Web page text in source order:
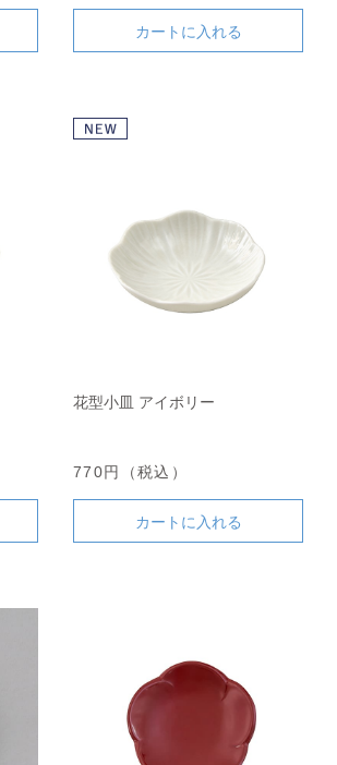
カートに入れる
花型小皿 アイボリー
770円（税込）
カートに入れる